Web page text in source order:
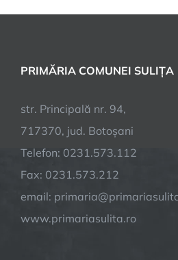
PRIMĂRIA COMUNEI SULIȚA
str. Principală nr. 94,
717370, jud. Botoșani
Telefon: 0231.573.112
Fax: 0231.573.212
email:
www.primariasulita.ro